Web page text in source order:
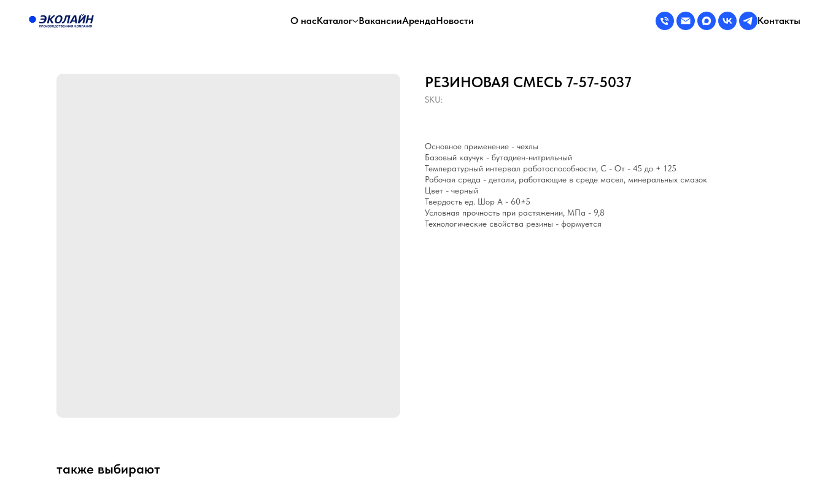
О насКаталог ВакансииАрендаНовости Контакты
РЕЗИНОВАЯ СМЕСЬ 7-57-5037
SKU:
Основное применение - чехлы
Базовый каучук - бутадиен-нитрильный
Температурный интервал работоспособности, С - От - 45 до + 125
Рабочая среда - детали, работающие в среде масел, минеральных смазок
Цвет - черный
Твердость ед. Шор А - 60±5
Условная прочность при растяжении, МПа - 9,8
Технологические свойства резины - формуется
также выбирают